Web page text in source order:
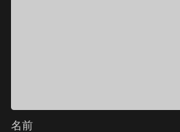
名前